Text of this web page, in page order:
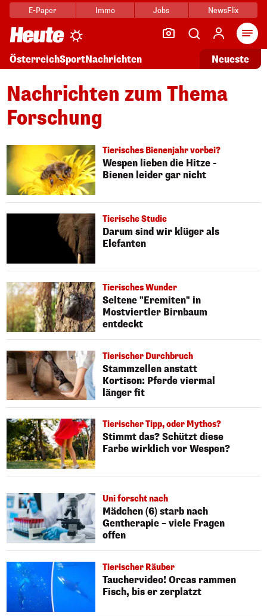
E-Paper Immo Jobs NewsFlix
ÖsterreichSportNachrichten Neueste
Nachrichten zum Thema
Forschung
Tierisches Bienenjahr vorbei?
Wespen lieben die Hitze -
Bienen leider gar nicht
Tierische Studie
Darum sind wir klüger als
Elefanten
Tierisches Wunder
Seltene "Eremiten" in
Mostviertler Birnbaum
entdeckt
Tierischer Durchbruch
Stammzellen anstatt
Kortison: Pferde viermal
länger fit
Tierischer Tipp, oder Mythos?
Stimmt das? Schützt diese
Farbe wirklich vor Wespen?
Uni forscht nach
Mädchen (6) starb nach
Gentherapie – viele Fragen
offen
Tierischer Räuber
Tauchervideo! Orcas rammen
Fisch, bis er zerplatzt